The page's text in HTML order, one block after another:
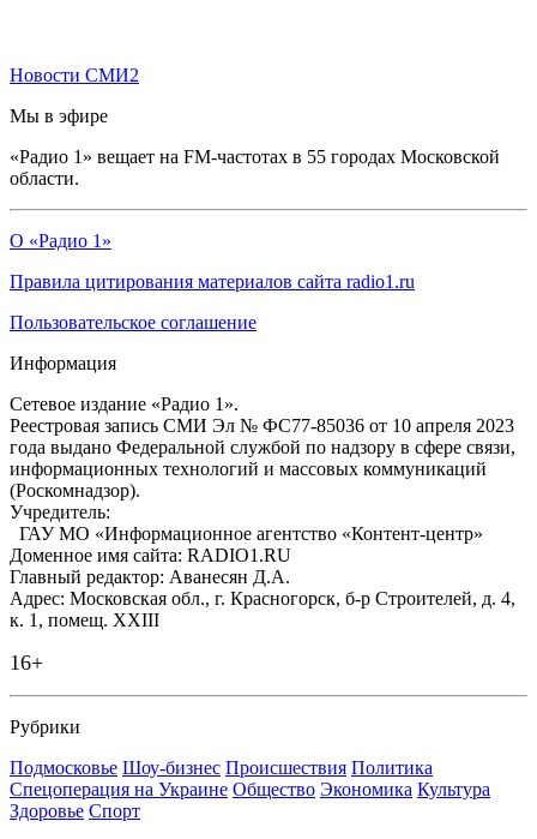
Новости СМИ2
Мы в эфире
«Радио 1» вещает на FM-частотах в 55 городах Московской
области.
О «Радио 1»
Правила цитирования материалов сайта radio1.ru
Пользовательское соглашение
Информация
Сетевое издание «Радио 1».
Реестровая запись СМИ Эл № ФС77-85036 от 10 апреля 2023
года выдано Федеральной службой по надзору в сфере связи,
информационных технологий и массовых коммуникаций
(Роскомнадзор).
Учредитель:
ГАУ МО «Информационное агентство «Контент-центр»
Доменное имя сайта: RADIO1.RU
Главный редактор: Аванесян Д.А.
Адрес: Московская обл., г. Красногорск, б-р Строителей, д. 4,
к. 1, помещ. XXIII
16+
Рубрики
Подмосковье Шоу-бизнес Происшествия Политика
Спецоперация на Украине Общество Экономика Культура
Здоровье Спорт